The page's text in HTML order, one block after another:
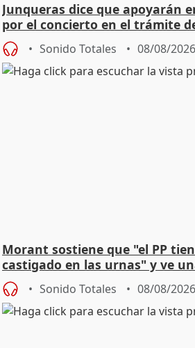
Junqueras dice que apoyarán
por el concierto en el trámite
Sonido Totales 08/08/2026
Morant sostiene que "el PP
castigado en las urnas" y ve
cambio"
Sonido Totales 08/08/2026